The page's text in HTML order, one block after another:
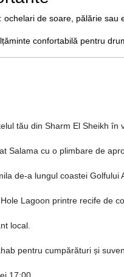
ochelari de soare, pălărie
confortabilă pentru
tău din Sharm El Sheikh în
Salama cu o plimbare de
de-a lungul coastei Golfului
Lagoon printre recife de
local.
pentru cumpărături și